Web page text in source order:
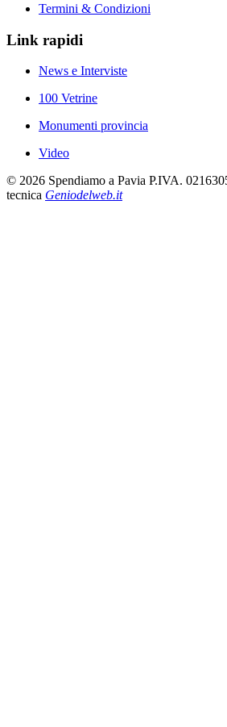
Termini & Condizioni
Link rapidi
News e Interviste
100 Vetrine
Monumenti provincia
Video
© 2026 Spendiamo a Pavia P.IVA.
tecnica Geniodelweb.it